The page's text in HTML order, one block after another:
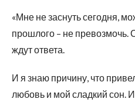
«Мне не заснуть сегодня,
прошлого – не превозмочь.
ждут ответа.
И я знаю причину, что
любовь и мой сладкий сон.